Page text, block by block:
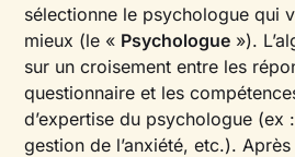
sélectionne le psychologue qui
mieux (le « Psychologue »).
sur un croisement entre les
questionnaire et les
d’expertise du psychologue (ex
gestion de l’anxiété, etc.).